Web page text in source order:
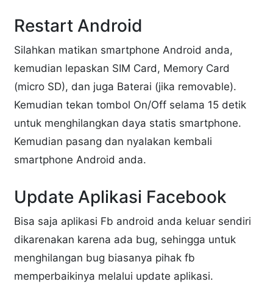
Restart Android
Silahkan matikan smartphone Android anda,
kemudian lepaskan SIM Card, Memory Card
(micro SD), dan juga Baterai (jika removable).
Kemudian tekan tombol On/Off selama 15 detik
untuk menghilangkan daya statis smartphone.
Kemudian pasang dan nyalakan kembali
smartphone Android anda.
Update Aplikasi Facebook
Bisa saja aplikasi Fb android anda keluar sendiri
dikarenakan karena ada bug, sehingga untuk
menghilangan bug biasanya pihak fb
memperbaikinya melalui update aplikasi.